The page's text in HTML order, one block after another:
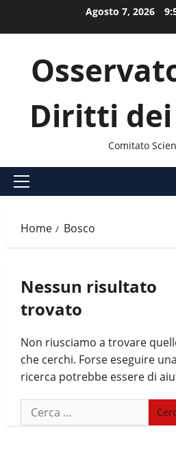
Agosto 7, 2026
Diritti
Comitato
Menu
Home Bosco
Nessun risultato
trovato
Non riusciamo a trovare
che cerchi. Forse eseguire una
ricerca potrebbe essere di
Ricerca
per: